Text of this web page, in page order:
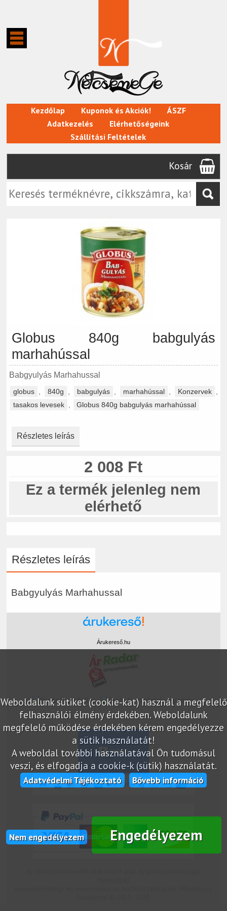
Kezdőlap Kuponok és Akciók!
ÁSZF
Adatkezelés
Elérhetőségeink
Szállítási Feltételek
Kosár
Globus 840g babgulyás
marhahússal
Babgyulyás Marhahussal
globus 840g babgulyás marhahússal Konzervek
tasakos levesek
Globus 840g babgulyás marhahússal
Részletes leírás
2 008 Ft
Ez a termék jelenleg nem
elérhető
Részletes leírás
Babgyulyás Marhahussal
Weboldalunk sütiket (cookie-kat) használ a megfelelő
felhasználói élmény érdekében. Weboldalunk
megfelelő működése érdekében kérem engedélyezze
a sütik használatát!
A weboldal további használatával Ön tudomásul
veszi, és elfogadja a cookie-k (sütik) használatát.
Adatvédelmi Tájékoztató Bővebb információ
Nem engedélyezem Engedélyezem
Árukereső.hu
marketplace partner